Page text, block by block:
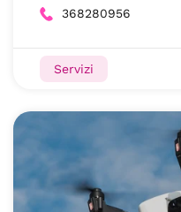
368280956
Servizi